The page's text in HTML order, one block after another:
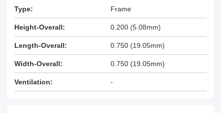
Type: Frame
Height-Overall: 0.200 (5.08mm)
Length-Overall: 0.750 (19.05mm)
Width-Overall: 0.750 (19.05mm)
Ventilation: -